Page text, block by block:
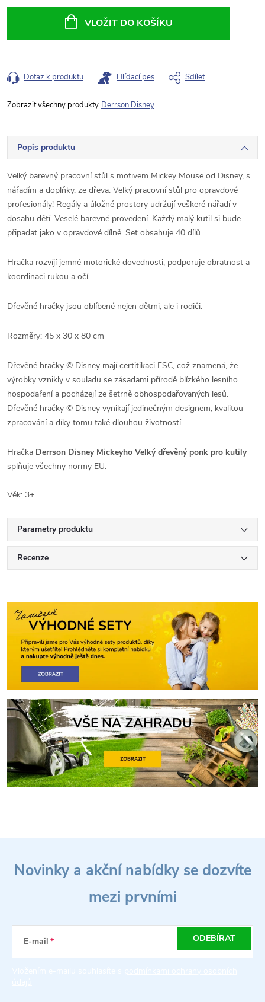
VLOŽIT DO KOŠÍKU
Dotaz k produktu Hlídací pes Sdílet
Derrson Disney
Popis produktu
Velký barevný pracovní stůl s motivem Mickey Mouse od Disney, s
nářadím a doplňky, ze dřeva. Velký pracovní stůl pro opravdové
profesionály! Regály a úložné prostory udržují veškeré nářadí v
dosahu dětí. Veselé barevné provedení. Každý malý kutil si bude
připadat jako v opravdové dílně. Set obsahuje 40 dílů.
Hračka rozvíjí jemné motorické dovednosti, podporuje obratnost a
koordinaci rukou a očí.
Dřevěné hračky jsou oblíbené nejen dětmi, ale i rodiči.
Rozměry: 45 x 30 x 80 cm
Dřevěné hračky © Disney mají certitikaci FSC, což znamená, že
výrobky vznikly v souladu se zásadami přírodě blízkého lesního
hospodaření a pocházejí ze šetrně obhospodařovaných lesů.
Dřevěné hračky © Disney vynikají jedinečným designem, kvalitou
zpracování a díky tomu také dlouhou životností.
Hračka Derrson Disney Mickeyho Velký dřevěný ponk pro kutily
splňuje všechny normy EU.
Věk: 3+
Parametry produktu
Recenze
Novinky a akční nabídky se dozvíte
mezi prvními
E-mail ODEBÍRAT